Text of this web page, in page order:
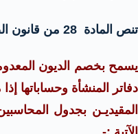
تنص المادة 28 من قانون الضرائب :
يسمح بخصم الديون
دفاتر المنشأة وحساباتها
المقيديـن بجدول